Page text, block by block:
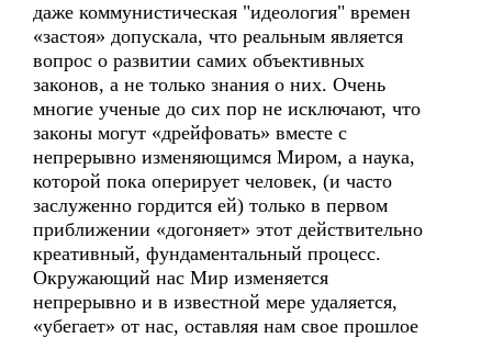
даже коммунистическая "идеология" времен
«застоя» допускала, что реальным является
вопрос о развитии самих объективных
законов, а не только знания о них. Очень
многие ученые до сих пор не исключают, что
законы могут «дрейфовать» вместе с
непрерывно изменяющимся Миром, а наука,
которой пока оперирует человек, (и часто
заслуженно гордится ей) только в первом
приближении «догоняет» этот действительно
креативный, фундаментальный процесс.
Окружающий нас Мир изменяется
непрерывно и в известной мере удаляется,
«убегает» от нас, оставляя нам свое прошлое